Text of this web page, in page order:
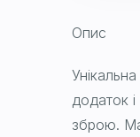
Опис
додаток
зброю.